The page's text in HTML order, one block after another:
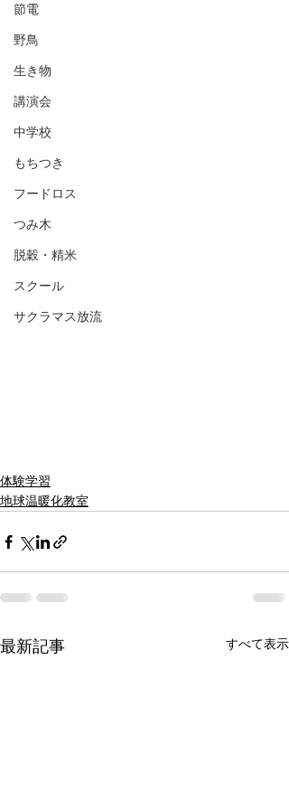
節電
野鳥
生き物
講演会
中学校
もちつき
フードロス
つみ木
脱穀・精米
スクール
サクラマス放流
体験学習
地球温暖化教室
最新記事 すべて表示